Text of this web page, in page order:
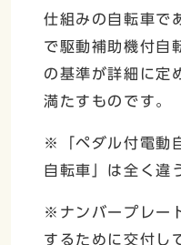
仕組みの自転車で
で駆動補助機付自
の基準が詳細に定
満たすものです。
※「ペダル付電動
自転車」は全く違
※ナンバープレー
するために交付し